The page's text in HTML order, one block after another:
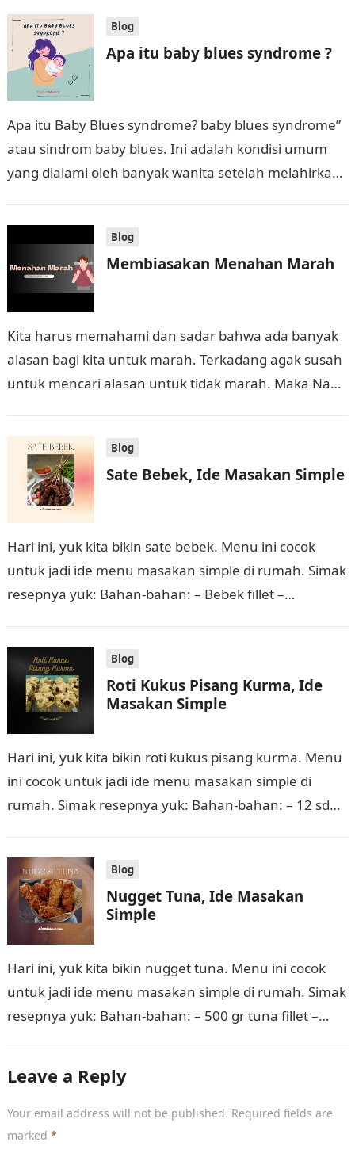
Blog
Apa itu baby blues syndrome ?
Apa itu Baby Blues syndrome? baby blues syndrome”
atau sindrom baby blues. Ini adalah kondisi umum
yang dialami oleh banyak wanita setelah melahirkan.
Blog
Membiasakan Menahan Marah
Kita harus memahami dan sadar bahwa ada banyak
alasan bagi kita untuk marah. Terkadang agak susah
untuk mencari alasan untuk tidak marah. Maka Nabi
Blog
Sate Bebek, Ide Masakan Simple
Hari ini, yuk kita bikin sate bebek. Menu ini cocok
untuk jadi ide menu masakan simple di rumah. Simak
resepnya yuk: Bahan-bahan: – Bebek fillet –
Blog
Roti Kukus Pisang Kurma, Ide
Masakan Simple
Hari ini, yuk kita bikin roti kukus pisang kurma. Menu
ini cocok untuk jadi ide menu masakan simple di
rumah. Simak resepnya yuk: Bahan-bahan: – 12 sdm
Blog
Nugget Tuna, Ide Masakan
Simple
Hari ini, yuk kita bikin nugget tuna. Menu ini cocok
untuk jadi ide menu masakan simple di rumah. Simak
resepnya yuk: Bahan-bahan: – 500 gr tuna fillet –…
Leave a Reply
Your email address will not be published. Required fields are
marked *